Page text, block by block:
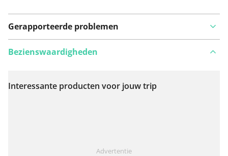
Gerapporteerde problemen
Bekijk op kaart
Bezienswaardigheden
Interessante producten voor jouw trip
Advertentie